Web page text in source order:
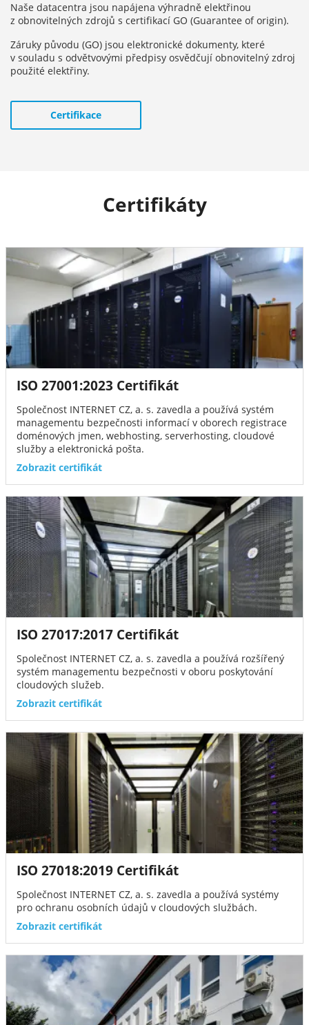
Naše datacentra jsou napájena výhradně elektřinou
z obnovitelných zdrojů s certifikací GO (Guarantee of origin).
Záruky původu (GO) jsou elektronické dokumenty, které
v souladu s odvětvovými předpisy osvědčují obnovitelný zdroj
použité elektřiny.
Certifikace
Certifikáty
ISO 27001:2023 Certifikát
Společnost INTERNET CZ, a. s. zavedla a používá systém
managementu bezpečnosti informací v oborech registrace
doménových jmen, webhosting, serverhosting, cloudové
služby a elektronická pošta.
Zobrazit certifikát
ISO 27017:2017 Certifikát
Společnost INTERNET CZ, a. s. zavedla a používá rozšířený
systém managementu bezpečnosti v oboru poskytování
cloudových služeb.
Zobrazit certifikát
ISO 27018:2019 Certifikát
Společnost INTERNET CZ, a. s. zavedla a používá systémy
pro ochranu osobních údajů v cloudových službách.
Zobrazit certifikát